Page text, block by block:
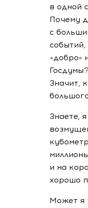
в одной
Почему
с
«добро»
Значит,
Знаете,
и на
хорошо
Может я